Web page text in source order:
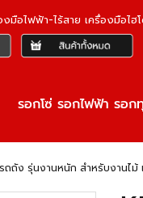
งมือไฟฟ้า-ไร้สาย เครื่องมือ
รอกโซ่ รอกไฟฟ้า รอก
ถัง รุ่นงานหนัก สำหรับงานไ